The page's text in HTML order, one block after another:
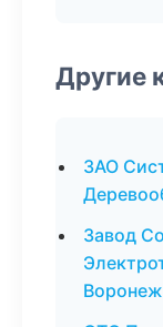
Другие
ЗАО
Завод
Воронеж